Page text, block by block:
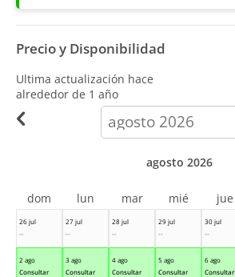
Precio y Disponibilidad
Ultima actualización hace
alrededor de 1 año
calendar-
month
26 jul
--
27 jul
--
28 jul
--
29 jul
--
30 jul
--
2 ago
Consultar
3 ago
Consultar
4 ago
Consultar
5 ago
Consultar
6 ago
Consultar
agosto 2026
dom lun mar mié jue